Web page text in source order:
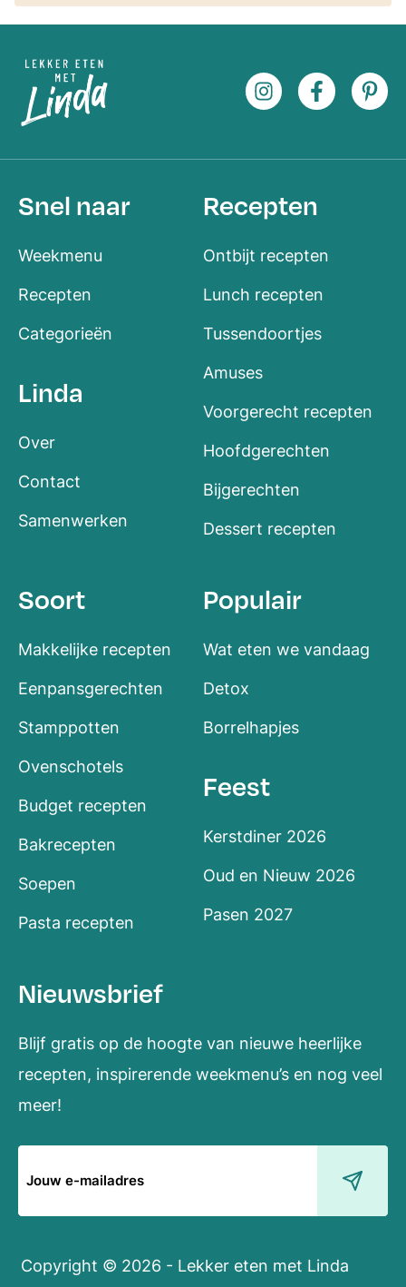
Snel naar
Weekmenu
Recepten
Categorieën
Linda
Over
Contact
Samenwerken
Recepten
Ontbijt recepten
Lunch recepten
Tussendoortjes
Amuses
Voorgerecht recepten
Hoofdgerechten
Bijgerechten
Dessert recepten
Soort
Makkelijke recepten
Eenpansgerechten
Stamppotten
Ovenschotels
Budget recepten
Bakrecepten
Soepen
Pasta recepten
Populair
Wat eten we vandaag
Detox
Borrelhapjes
Feest
Kerstdiner 2026
Oud en Nieuw 2026
Pasen 2027
Nieuwsbrief
Blijf gratis op de hoogte van nieuwe heerlijke
recepten, inspirerende weekmenu’s en nog veel
meer!
mailadres
Copyright © 2026 - Lekker eten met Linda